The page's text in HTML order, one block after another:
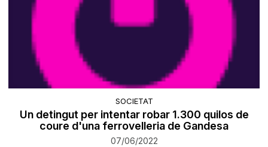
SOCIETAT
Un detingut per intentar robar 1.300 quilos de
coure d'una ferrovelleria de Gandesa
07/06/2022